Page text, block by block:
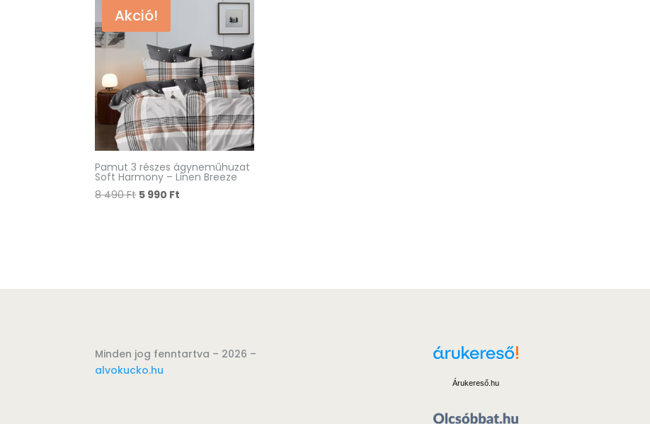
Akció!
Pamut 3 részes ágyneműhuzat
Soft Harmony – Linen Breeze
8 490Ft Original
5 990 Ft
Minden jog fenntartva – 2026 –
alvokucko.hu
Árukereső.hu